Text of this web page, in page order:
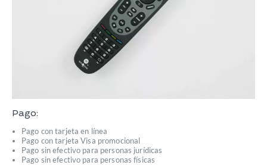
Pago:
Pago con tarjeta en línea
Pago con tarjeta Visa promocional
Pago sin efectivo para personas jurídicas
Pago sin efectivo para personas físicas